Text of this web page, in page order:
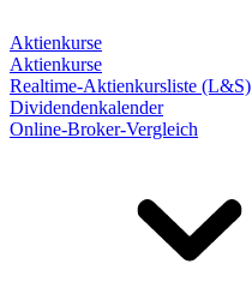
Aktienkurse
Aktienkurse
Realtime-Aktienkursliste (L&S)
Dividendenkalender
Online-Broker-Vergleich